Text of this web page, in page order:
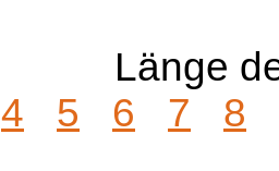
Länge
4
5 6 7 8